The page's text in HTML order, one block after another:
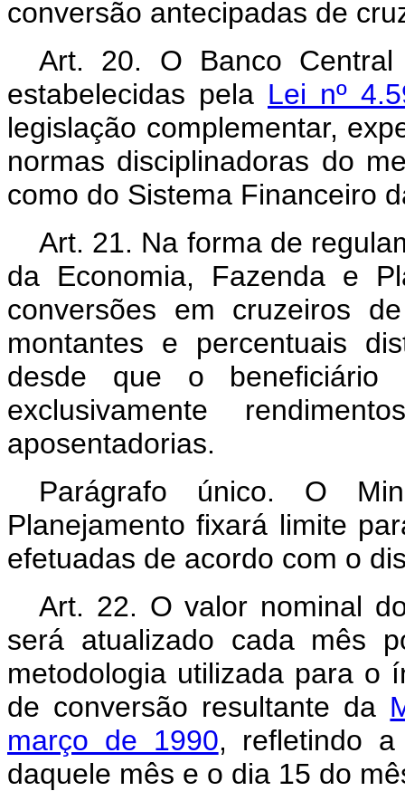
conversão antecipadas de
Art. 20. O Banco
estabelecidas pela Lei nº
legislação complementar,
normas disciplinadoras do
como do Sistema Financeiro
Art. 21. Na forma de
da Economia, Fazenda e
conversões em cruzeiros
montantes e percentuais
desde que o beneficiário
exclusivamente
aposentadorias.
Parágrafo único. O
Planejamento fixará limite
efetuadas de acordo com o
Art. 22. O valor nominal
será atualizado cada mês
metodologia utilizada para o
de conversão resultante da
março de 1990, refletindo
daquele mês e o dia 15 do